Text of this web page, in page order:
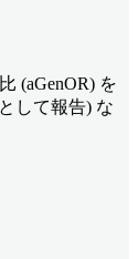
(aGenOR) を
して報告) な